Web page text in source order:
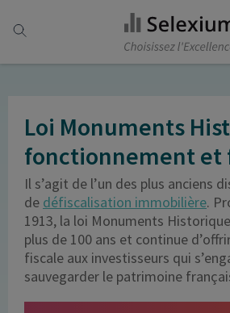
Loi Monuments
fonctionnement et
Il s’agit de l’un des plus anciens
de défiscalisation immobilière.
1913, la loi Monuments
plus de 100 ans et continue
fiscale aux investisseurs qui
sauvegarder le patrimoine